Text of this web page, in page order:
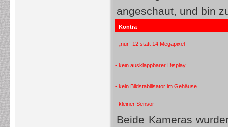
angeschaut, und bin
-Kontra
- „nur“ 12 statt 14 Megapixel
- kein ausklappbarer Display
- kein Bildstabilisator im Gehäuse
- kleiner Sensor
Beide Kameras